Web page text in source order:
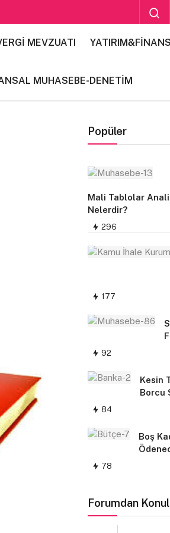
MEVZUATI YATIRIM&FİNANS
MUHASEBE-DENETİM
Popüler
Mali Tablolar
Nelerdir?
296
177
92
Kesin
Borcu
84
Boş
78
Forumdan